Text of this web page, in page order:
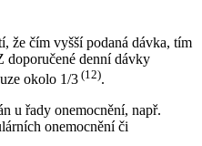
že čím vyšší podaná dávka, tím
doporučené denní dávky
okolo 1/3 (12).
u řady onemocnění, např.
onemocnění či